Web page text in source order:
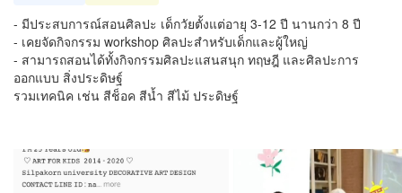
- มีประสบการณ์สอนศิลปะ เด็กวัยตั้งแต่อายุ 3-12 ปี นานกว่า 8 ปี
- เคยจัดกิจกรรม workshop ศิลปะสำหรับเด็กและผู้ใหญ่
- สามารถสอนได้ทั้งกิจกรรมศิลปะแสนสนุก ทฤษฎี และศิลปะการ
ออกแบบ สิ่งประดิษฐ์
รวมเทคนิค เช่น สีช็อค สีน้ำ สีไม้ ประดิษฐ์